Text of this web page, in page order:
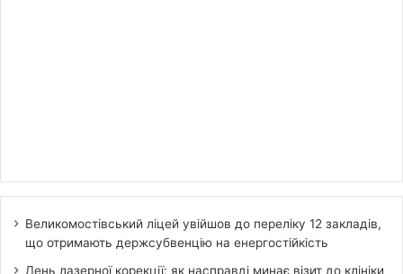
Великомостівський ліцей увійшов до переліку 12 закладів,
що отримають держсубвенцію на енергостійкість
День лазерної корекції: як насправді минає візит до клініки